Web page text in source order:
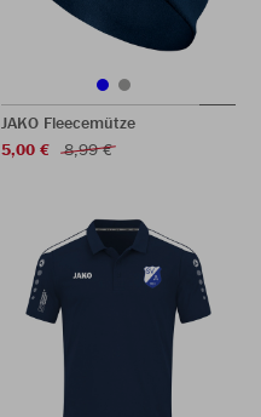
JAKO Fleecemütze
5,00 €
8,99 €